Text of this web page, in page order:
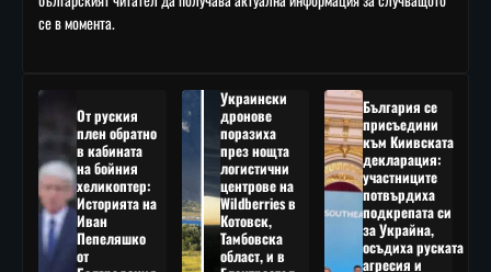
се в момента.
От руския
плен обратно
в кабината
на бойния
хеликоптер:
Историята на
Иван
Пепеляшко
от
Украински
дронове
поразиха
през нощта
логистични
центрове на
Wildberries в
Котовск,
Тамбовска
област, и в
България се
присъедини
към Киивската
декларация:
участниците
потвърдиха
подкрепата си
за Украйна,
осъдиха руската
агресия и